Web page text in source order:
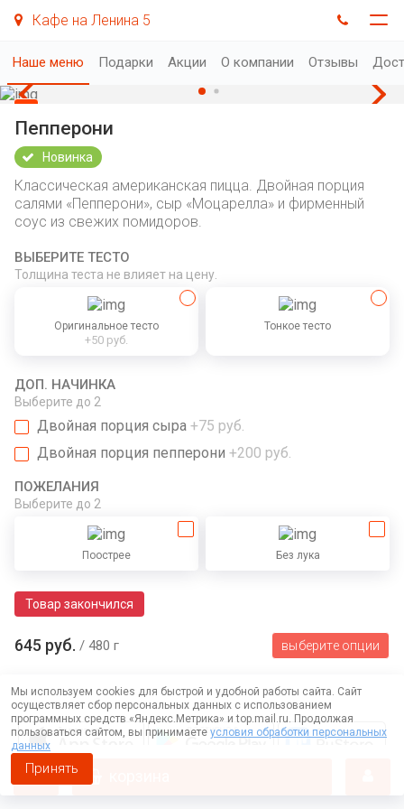
Кафе на Ленина 5
Наше меню Подарки Акции О компании Отзывы
Пепперони
Новинка
Классическая американская пицца. Двойная порция
салями «Пепперони», сыр «Моцарелла» и фирменный
соус из свежих помидоров.
ВЫБЕРИТЕ ТЕСТО
Толщина теста не влияет на цену.
Оригинальное тесто
+50 руб.
Тонкое тесто
ДОП. НАЧИНКА
Выберите до 2
Двойная порция сыра +75 руб.
Двойная порция пепперони +200 руб.
ПОЖЕЛАНИЯ
Выберите до 2
Поострее Без лука
Товар закончился
645 руб. 480 г выберите опции
Мы используем cookies для быстрой и удобной работы сайта. Сайт
осуществляет сбор персональных данных с использованием
программных средств «Яндекс.Метрика» и top.mail.ru. Продолжая
пользоваться сайтом, вы принимаете условия обработки персональных
данных
Принять